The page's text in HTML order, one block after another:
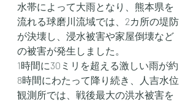
水帯によって大雨となり、熊本県を
流れる球磨川流域では、2カ所の堤防
が決壊し、浸水被害や家屋倒壊など
の被害が発生しました。
1時間に30ミリを超える激しい雨が約
8時間にわたって降り続き、人吉水位
観測所では、戦後最大の洪水被害を